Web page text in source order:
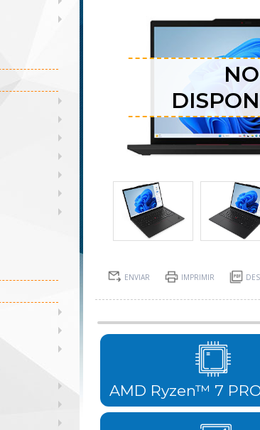
NO
ENVIAR IMPRIMIR
AMD Ryzen™ 7